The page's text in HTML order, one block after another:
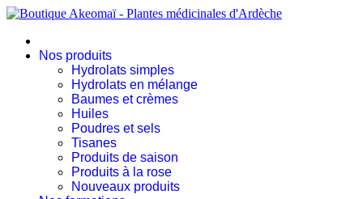
Nos produits
Hydrolats simples
Hydrolats en mélange
Baumes et crèmes
Huiles
Poudres et sels
Tisanes
Produits de saison
Produits à la rose
Nouveaux produits